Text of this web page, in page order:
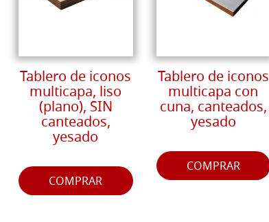
Tablero de iconos
multicapa, liso
(plano), SIN
canteados,
yesado
COMPRAR
Tablero de iconos
multicapa con
cuna, canteados,
yesado
COMPRAR